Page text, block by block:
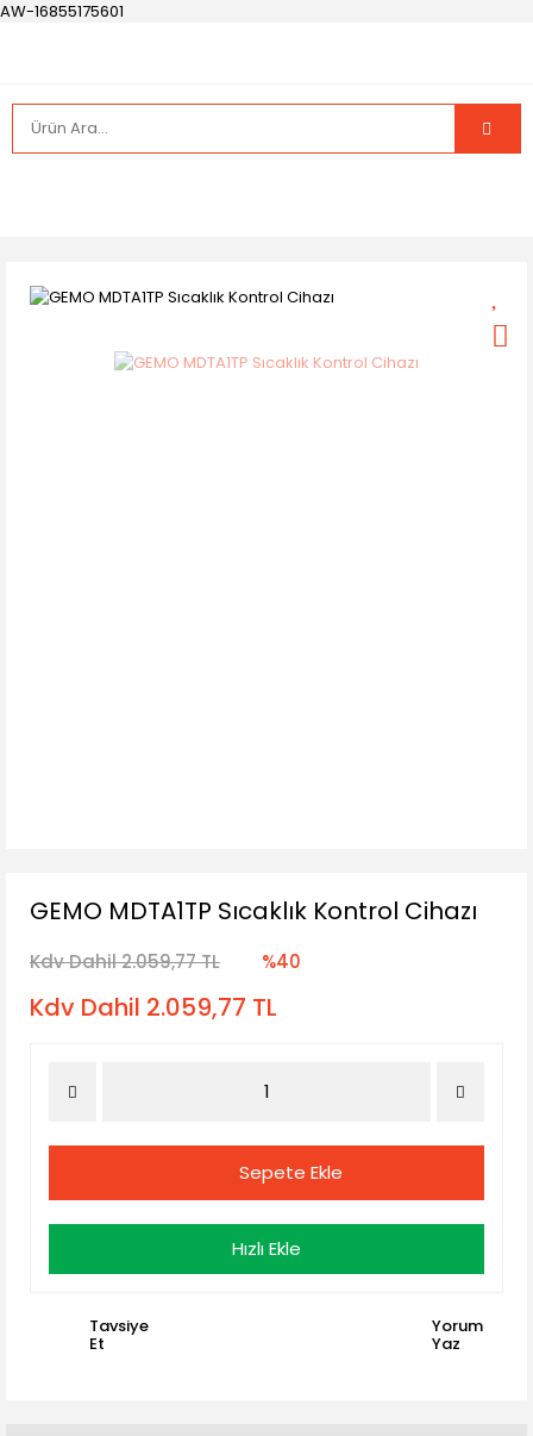
AW-16855175601
GEMO MDTA1TP Sıcaklık Kontrol Cihazı
Kdv Dahil 2.059,77 TL %40
Kdv Dahil 2.059,77 TL
Sepete Ekle
Hızlı Ekle
Tavsiye
Et
Yorum
Yaz